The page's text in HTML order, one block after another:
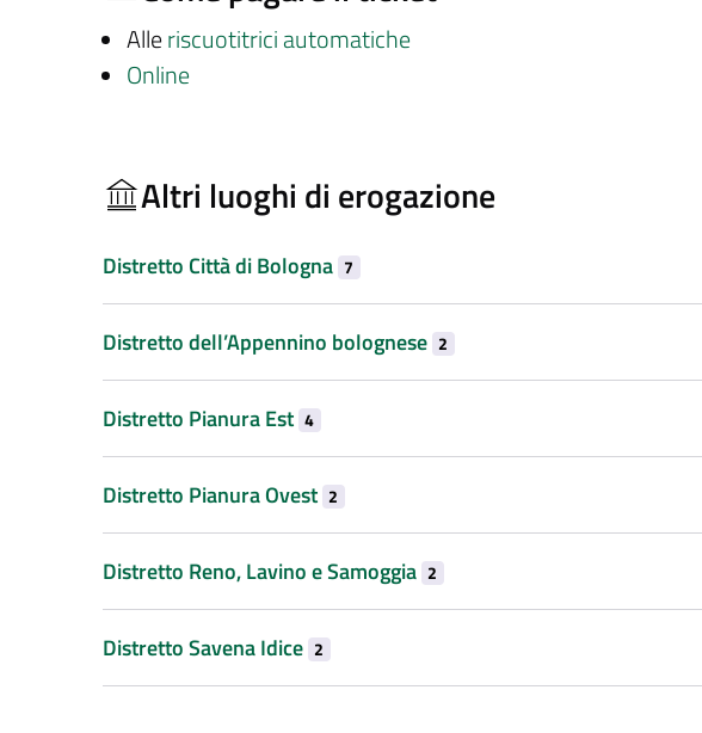
Alleriscuotitrici automatiche
Online
Altri luoghi di erogazione
Distretto Città di Bologna 7
Distretto dell’Appennino bolognese 2
Distretto Pianura Est 4
Distretto Pianura Ovest 2
Distretto Reno, Lavino e Samoggia 2
Distretto Savena Idice 2